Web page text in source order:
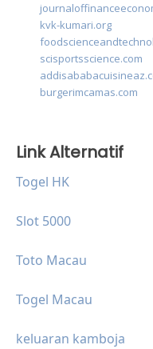
kvk-kumari.org
scisportsscience.com
burgerimcamas.com
Link Alternatif
Togel HK
Slot 5000
Toto Macau
Togel Macau
keluaran kamboja